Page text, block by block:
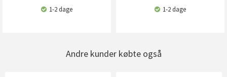
1-2 dage 1-2 dage
Andre kunder købte også